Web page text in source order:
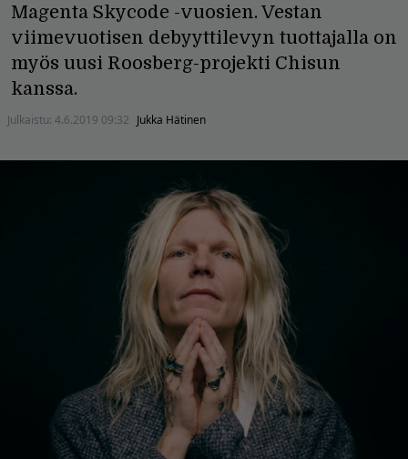
Magenta Skycode -vuosien. Vestan
viimevuotisen debyyttilevyn tuottajalla on
myös uusi Roosberg-projekti Chisun
kanssa.
Julkaistu: 4.6.2019 09:32 Jukka Hätinen